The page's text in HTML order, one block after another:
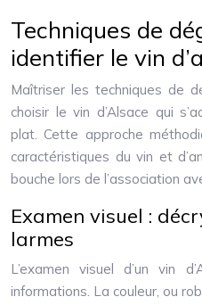
Techniques de
identifier le vin
Maîtriser les techniques de
choisir le vin d’Alsace qui
plat. Cette approche
caractéristiques du vin et
bouche lors de l’association
Examen visuel :
larmes
L’examen visuel d’un vin
informations. La couleur, ou